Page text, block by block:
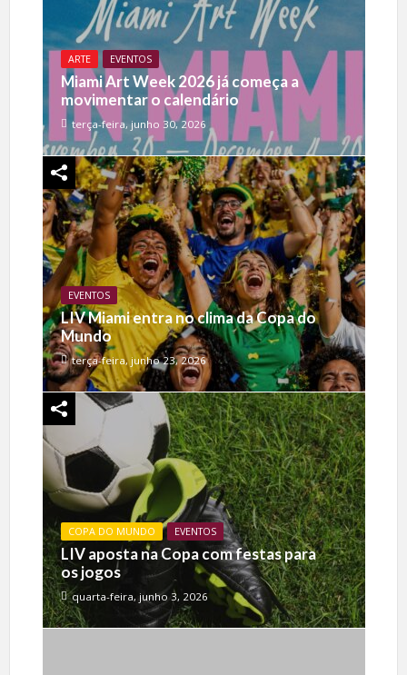
ARTE EVENTOS
Miami Art Week 2026 já começa a
movimentar o calendário
terça-feira, junho 30, 2026
EVENTOS
LIV Miami entra no clima da Copa do
Mundo
terça-feira, junho 23, 2026
COPA DO MUNDO EVENTOS
LIV aposta na Copa com festas para
os jogos
quarta-feira, junho 3, 2026